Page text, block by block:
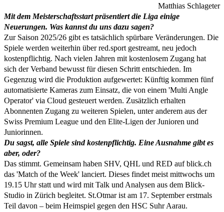
Matthias Schlageter
Mit dem Meisterschaftsstart präsentiert die Liga einige
Neuerungen. Was kannst du uns dazu sagen?
Zur Saison 2025/26 gibt es tatsächlich spürbare Veränderungen. Die
Spiele werden weiterhin über red.sport gestreamt, neu jedoch
kostenpflichtig. Nach vielen Jahren mit kostenlosem Zugang hat
sich der Verband bewusst für diesen Schritt entschieden. Im
Gegenzug wird die Produktion aufgewertet: Künftig kommen fünf
automatisierte Kameras zum Einsatz, die von einem 'Multi Angle
Operator' via Cloud gesteuert werden. Zusätzlich erhalten
Abonnenten Zugang zu weiteren Spielen, unter anderem aus der
Swiss Premium League und den Elite-Ligen der Junioren und
Juniorinnen.
Du sagst, alle Spiele sind kostenpflichtig. Eine Ausnahme gibt es
aber, oder?
Das stimmt. Gemeinsam haben SHV, QHL und RED auf blick.ch
das 'Match of the Week' lanciert. Dieses findet meist mittwochs um
19.15 Uhr statt und wird mit Talk und Analysen aus dem Blick-
Studio in Zürich begleitet. St.Otmar ist am 17. September erstmals
Teil davon – beim Heimspiel gegen den HSC Suhr Aarau.